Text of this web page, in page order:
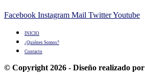
Facebook Instagram Mail TwitterYoutube
INICIO
¿Quiénes Somos?
Contacto
© Copyright 2026 - Diseño realizado por